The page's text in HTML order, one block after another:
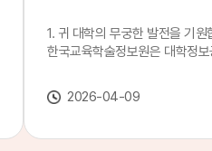
1. 귀 대학의 무궁한 발전을 기원
한국교육학술정보원은 대학정
본 조사는 2025. 3. 1~2026. 2.
에 운영된 원격강좌(이러닝) 현
강좌(12-바)'에 데이터를 연계할
2026-04-09